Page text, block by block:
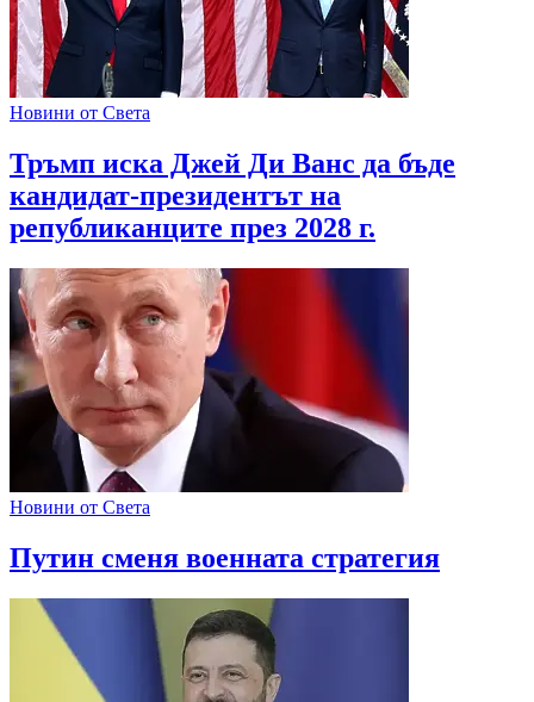
Новини от Света
Тръмп иска Джей Ди Ванс да бъде
кандидат-президентът на
републиканците през 2028 г.
Новини от Света
Путин сменя военната стратегия